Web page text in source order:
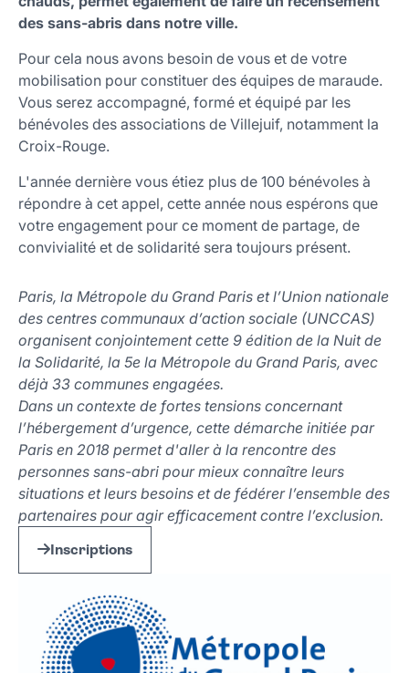
des sans-abris dans notre ville.
Pour cela nous avons besoin de vous et de votre
mobilisation pour constituer des équipes de maraude.
Vous serez accompagné, formé et équipé par les
bénévoles des associations de Villejuif, notamment la
Croix-Rouge.
L'année dernière vous étiez plus de 100 bénévoles à
répondre à cet appel, cette année nous espérons que
votre engagement pour ce moment de partage, de
convivialité et de solidarité sera toujours présent.
Paris, la Métropole du Grand Paris et l’Union nationale
des centres communaux d’action sociale (UNCCAS)
organisent conjointement cette 9 édition de la Nuit de
la Solidarité, la 5e la Métropole du Grand Paris, avec
déjà 33 communes engagées.
Dans un contexte de fortes tensions concernant
l’hébergement d’urgence, cette démarche initiée par
Paris en 2018 permet d'aller à la rencontre des
personnes sans-abri pour mieux connaître leurs
situations et leurs besoins et de fédérer l’ensemble des
partenaires pour agir efficacement contre l’exclusion.
Inscriptions